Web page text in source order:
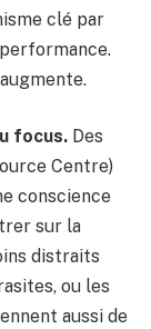
clé par
focus. Des
Centre)
conscience
sur la
distraits
ou les
aussi de